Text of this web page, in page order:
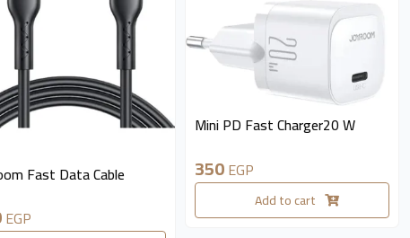
Fast Data Cable
EGP
Mini PD Fast Charger20 W
350EGP
Add to cart